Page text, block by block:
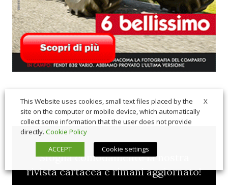
Sfoglia comodamente la nostra
rivista cartacea e rimani aggiornato!
X
This Website uses cookies, small text files placed by the
site on the computer or mobile device, which automatically
collect some information that the user does not provide
directly. Cookie Policy
ACCEPT
Cookie settings